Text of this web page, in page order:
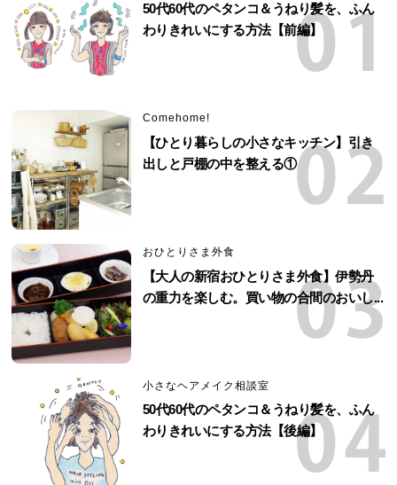
50代60代のペタンコ＆うねり髪を、ふん
わりきれいにする方法【前編】
Comehome!
【ひとり暮らしの小さなキッチン】引き
出しと戸棚の中を整える①
おひとりさま外食
【大人の新宿おひとりさま外食】伊勢丹
の重力を楽しむ。買い物の合間のおいし...
小さなヘアメイク相談室
50代60代のペタンコ＆うねり髪を、ふん
わりきれいにする方法【後編】